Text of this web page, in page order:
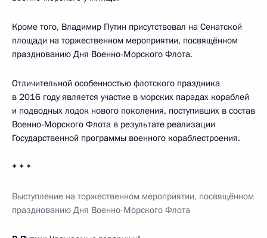
Кроме того, Владимир Путин присутствовал на Сенатской
площади на торжественном мероприятии, посвящённом
празднованию Дня Военно-Морского Флота.
Отличительной особенностью флотского праздника
в 2016 году является участие в морских парадах кораблей
и подводных лодок нового поколения, поступивших в состав
Военно-Морского Флота в результате реализации
Государственной программы военного кораблестроения.
* * *
Выступление на торжественном мероприятии, посвящённом
празднованию Дня Военно-Морского Флота